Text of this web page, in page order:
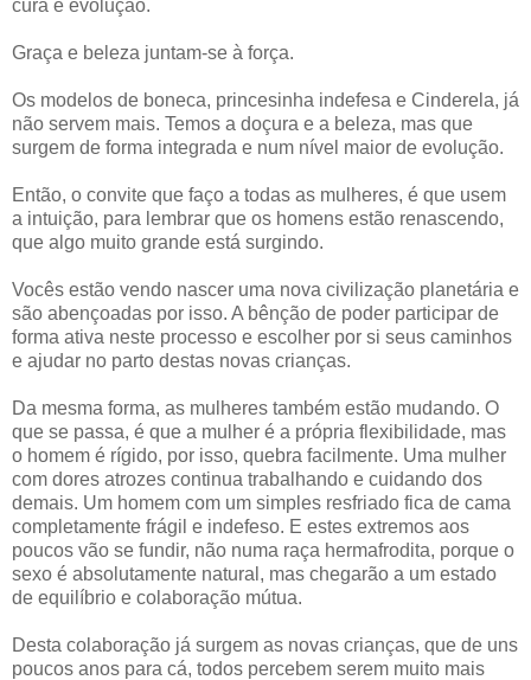
cura e evolução.
Graça e beleza juntam-se à força.
Os modelos de boneca, princesinha indefesa e Cinderela, já
não servem mais. Temos a doçura e a beleza, mas que
surgem de forma integrada e num nível maior de evolução.
Então, o convite que faço a todas as mulheres, é que usem
a intuição, para lembrar que os homens estão renascendo,
que algo muito grande está surgindo.
Vocês estão vendo nascer uma nova civilização planetária e
são abençoadas por isso. A bênção de poder participar de
forma ativa neste processo e escolher por si seus caminhos
e ajudar no parto destas novas crianças.
Da mesma forma, as mulheres também estão mudando. O
que se passa, é que a mulher é a própria flexibilidade, mas
o homem é rígido, por isso, quebra facilmente. Uma mulher
com dores atrozes continua trabalhando e cuidando dos
demais. Um homem com um simples resfriado fica de cama
completamente frágil e indefeso. E estes extremos aos
poucos vão se fundir, não numa raça hermafrodita, porque o
sexo é absolutamente natural, mas chegarão a um estado
de equilíbrio e colaboração mútua.
Desta colaboração já surgem as novas crianças, que de uns
poucos anos para cá, todos percebem serem muito mais